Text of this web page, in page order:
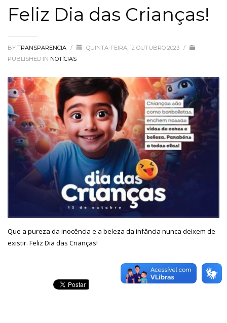
Feliz Dia das Crianças!
BY TRANSPARENCIA / QUINTA-FEIRA, 12 OUTUBRO 2023 /
PUBLISHED IN NOTÍCIAS
Que a pureza da inocência e a beleza da infância nunca deixem de
existir. Feliz Dia das Crianças!